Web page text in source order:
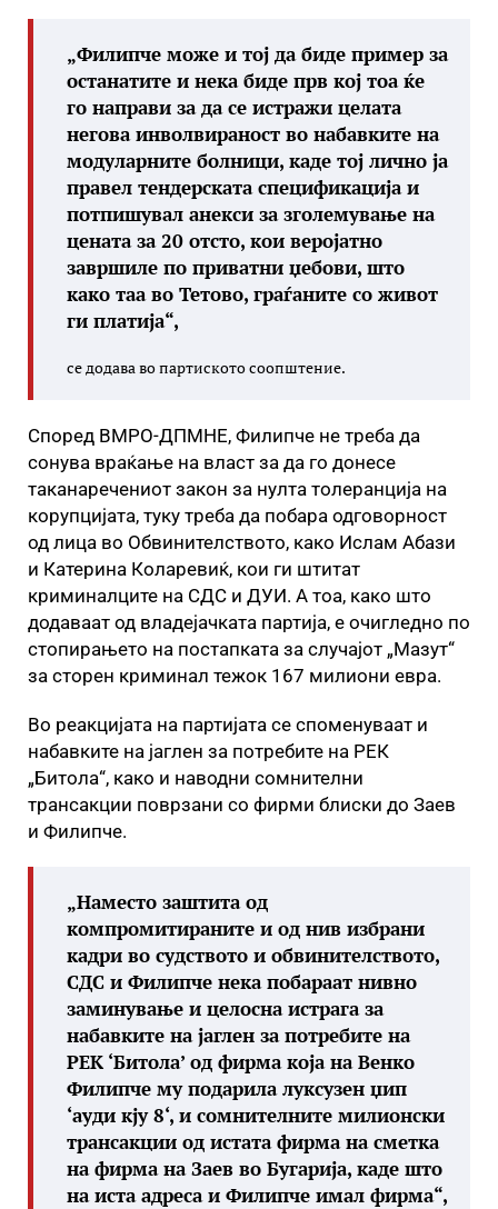
„Филипче може и тој да биде пример за
останатите и нека биде прв кој тоа ќе
го направи за да се истражи целата
негова инволвираност во набавките на
модуларните болници, каде тој лично ја
правел тендерската спецификација и
потпишувал анекси за зголемување на
цената за 20 отсто, кои веројатно
завршиле по приватни џебови, што
како таа во Тетово, граѓаните со живот
ги платија“,
се додава во партиското соопштение.
Според ВМРО-ДПМНЕ, Филипче не треба да
сонува враќање на власт за да го донесе
таканаречениот закон за нулта толеранција на
корупцијата, туку треба да побара одговорност
од лица во Обвинителството, како Ислам Абази
и Катерина Коларевиќ, кои ги штитат
криминалците на СДС и ДУИ. А тоа, како што
додаваат од владејачката партија, е очигледно по
стопирањето на постапката за случајот „Мазут“
за сторен криминал тежок 167 милиони евра.
Во реакцијата на партијата се споменуваат и
набавките на јаглен за потребите на РЕК
„Битола“, како и наводни сомнителни
трансакции поврзани со фирми блиски до Заев
и Филипче.
„Наместо заштита од
компромитираните и од нив избрани
кадри во судството и обвинителството,
СДС и Филипче нека побараат нивно
заминување и целосна истрага за
набавките на јаглен за потребите на
РЕК ‘Битола’ од фирма која на Венко
Филипче му подарила луксузен џип
‘ауди кју 8‘, и сомнителните милионски
трансакции од истата фирма на сметка
на фирма на Заев во Бугарија, каде што
на иста адреса и Филипче имал фирма“,